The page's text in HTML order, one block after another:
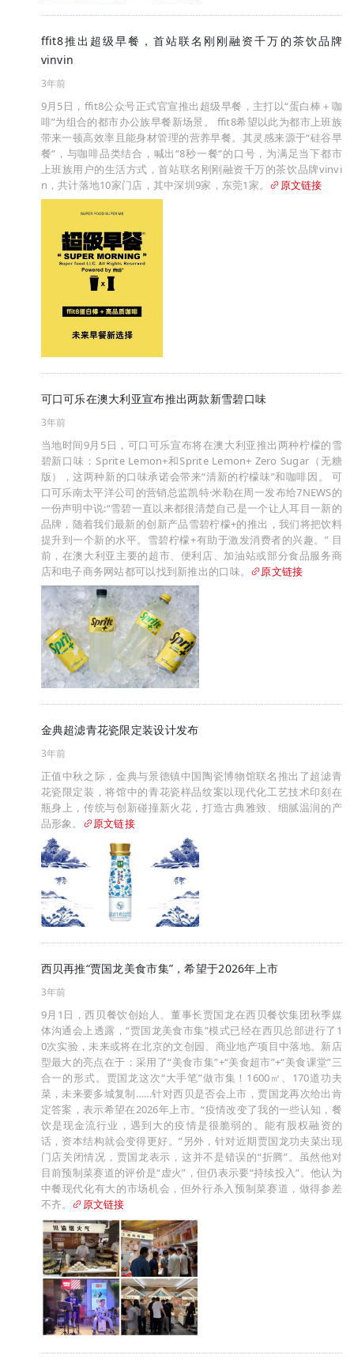
ffit8推出超级早餐，首站联名刚刚融资千万的茶饮品牌
vinvin
3年前
9月5日，ffit8公众号正式官宣推出超级早餐，主打以“蛋白棒＋咖
啡”为组合的都市办公族早餐新场景。 ffit8希望以此为都市上班族
带来一顿高效率且能身材管理的营养早餐。其灵感来源于“硅谷早
餐“，与咖啡品类结合，喊出“8秒一餐“的口号，为满足当下都市
上班族用户的生活方式，首站联名刚刚融资千万的茶饮品牌vinvi
n，共计落地10家门店，其中深圳9家，东莞1家。
原文链接
可口可乐在澳大利亚宣布推出两款新雪碧口味
3年前
当地时间9月5日，可口可乐宣布将在澳大利亚推出两种柠檬的雪
碧新口味：Sprite Lemon+和Sprite Lemon+ Zero Sugar（无糖
版），这两种新的口味承诺会带来“清新的柠檬味”和咖啡因。 可
口可乐南太平洋公司的营销总监凯特·米勒在周一发布给7NEWS的
一份声明中说:“雪碧一直以来都很清楚自己是一个让人耳目一新的
品牌，随着我们最新的创新产品雪碧柠檬+的推出，我们将把饮料
提升到一个新的水平。雪碧柠檬+有助于激发消费者的兴趣。” 目
前，在澳大利亚主要的超市、便利店、加油站或部分食品服务商
店和电子商务网站都可以找到新推出的口味。
原文链接
金典超滤青花瓷限定装设计发布
3年前
正值中秋之际，金典与景德镇中国陶瓷博物馆联名推出了超滤青
花瓷限定装，将馆中的青花瓷样品纹案以现代化工艺技术印刻在
瓶身上，传统与创新碰撞新火花，打造古典雅致、细腻温润的产
品形象。
原文链接
西贝再推“贾国龙美食市集”，希望于2026年上市
3年前
9月1日，西贝餐饮创始人、董事长贾国龙在西贝餐饮集团秋季媒
体沟通会上透露，“贾国龙美食市集”模式已经在西贝总部进行了1
0次实验，未来或将在北京的文创园、商业地产项目中落地。新店
型最大的亮点在于：采用了“美食市集”+“美食超市”+“美食课堂”三
合一的形式。贾国龙这次“大手笔”做市集！1600㎡、170道功夫
菜，未来要多城复制……针对西贝是否会上市，贾国龙再次给出肯
定答案，表示希望在2026年上市。“疫情改变了我的一些认知，餐
饮是现金流行业，遇到大的疫情是很脆弱的。能有股权融资的
话，资本结构就会变得更好。”另外，针对近期贾国龙功夫菜出现
门店关闭情况，贾国龙表示，这并不是错误的“折腾”。虽然他对
目前预制菜赛道的评价是“虚火”，但仍表示要“持续投入”。他认为
中餐现代化有大的市场机会，但外行杀入预制菜赛道，做得参差
不齐。
原文链接